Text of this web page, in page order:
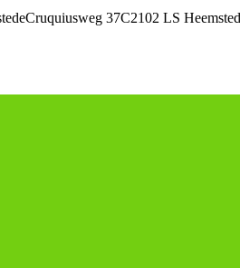
Cruquiusweg 37C2102 LS